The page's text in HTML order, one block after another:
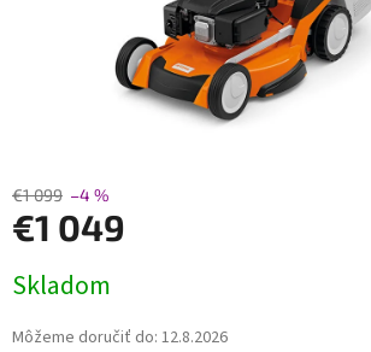
€1 099 –4 %
€1 049
cena:
Skladom
Môžeme doručiť do: 12.8.2026